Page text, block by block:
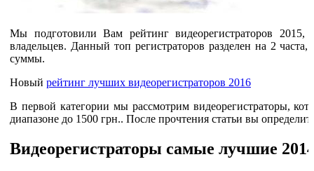
Мы подготовили Вам рейтинг видеорегистраторов 2015,
владельцев. Данный топ регистраторов разделен на 2
суммы.
Новый рейтинг лучших видеорегистраторов 2016
В первой категории мы рассмотрим видеорегистраторы,
диапазоне до 1500 грн.. После прочтения статьи вы
Видеорегистраторы самые лучшие